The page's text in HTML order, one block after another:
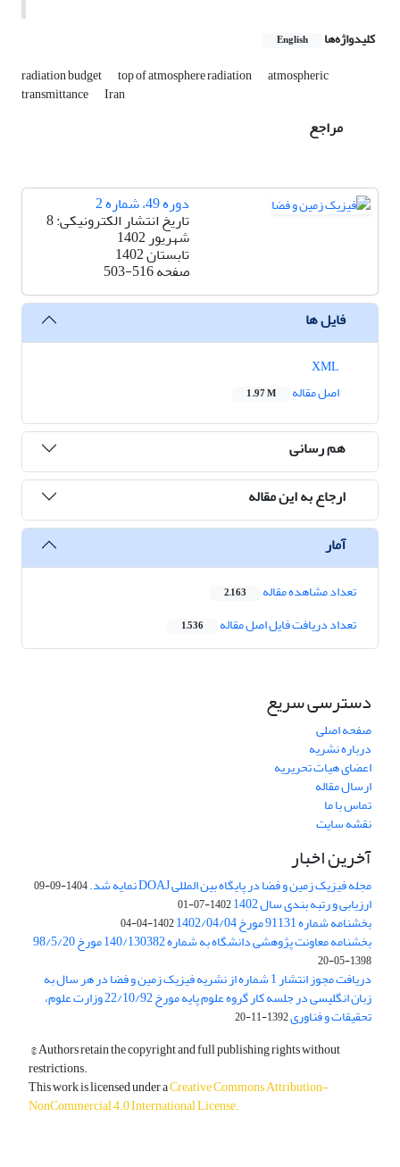
کلیدواژه‌ها English
radiation budget top of atmosphere radiation atmospheric
transmittance Iran
مراجع
دوره 49، شماره 2
تاریخ انتشار الکترونیکی: 8
شهریور 1402
تابستان 1402
صفحه503-516
فایل ها
اصل مقاله
1.97 M
هم رسانی
ارجاع به این مقاله
آمار
تعداد مشاهده مقاله 2,163
تعداد دریافت فایل اصل مقاله 1,536
دسترسی سریع
صفحه اصلی
درباره نشریه
اعضای هیات تحریریه
ارسال مقاله
تماس با ما
نقشه سایت
آخرین اخبار
مجله فیزیک زمین و فضا در پایگاه بین المللی DOAJ نمایه شد. 1404-09-09
ارزیابی و رتبه بندی سال 1402 1402-07-01
بخشنامه شماره 91131 مورخ 1402/04/04 1402-04-04
بخشنامه معاونت پژوهشی دانشگاه به شماره 140/130382 مورخ 98/5/20
1398-05-20
دریافت مجوز انتشار 1 شماره از نشریه فیزیک زمین و فضا در هر سال به
زبان انگلیسی در جلسه کار گروه علوم پایه مورخ 22/10/92 وزارت علوم،
تحقیقات و فناوری1392-11-20
© Authors retain the copyright and full publishing rights without
restrictions.
This work is licensed under aCreative Commons Attribution-
NonCommercial 4.0 International License.